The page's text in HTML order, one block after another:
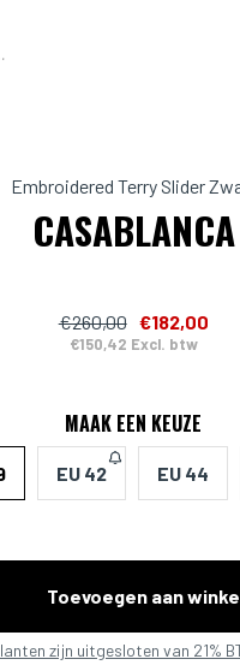
Embroidered Terry Slider
CASABLANCA
€260,00 €182,00
€150,42 Excl. btw
MAAK EEN KEUZE
EU 42 EU 44
Toevoegen aan
zijn uitgesloten van 21%